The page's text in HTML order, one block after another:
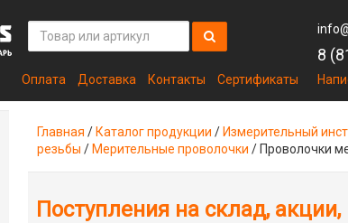
Оплата Доставка Контакты Сертификаты
8
Главная / Каталог продукции / Измерительный
резьбы / Мерительные проволочки / Проволочки
Поступления на склад,